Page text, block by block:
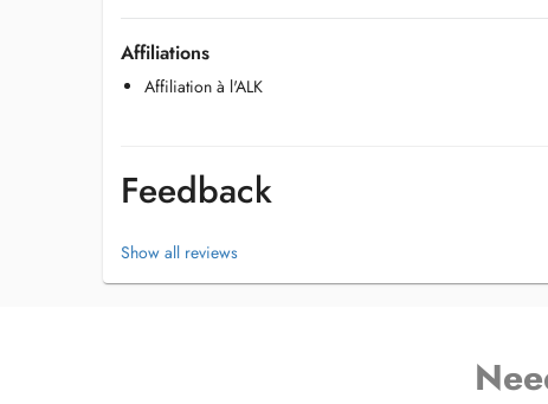
Affiliations
Affiliation à l'ALK
Feedback
Show all reviews